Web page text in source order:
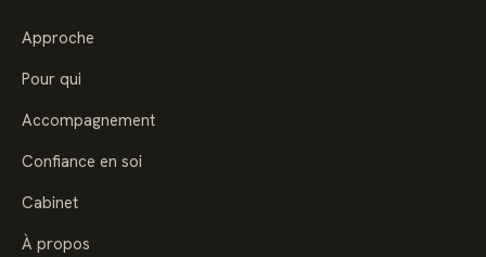
Approche
Pour qui
Accompagnement
Confiance en soi
Cabinet
À propos